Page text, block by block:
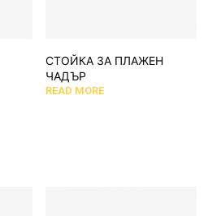
СТОЙКА ЗА ПЛАЖЕН
ЧАДЪР
READ MORE